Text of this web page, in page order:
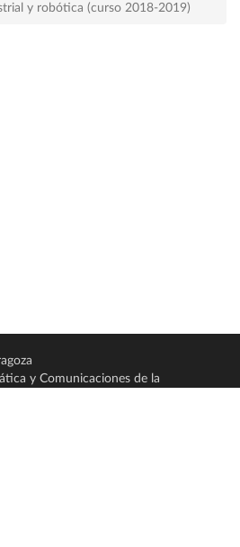
y robótica (curso 2018-2019)
y Comunicaciones de la